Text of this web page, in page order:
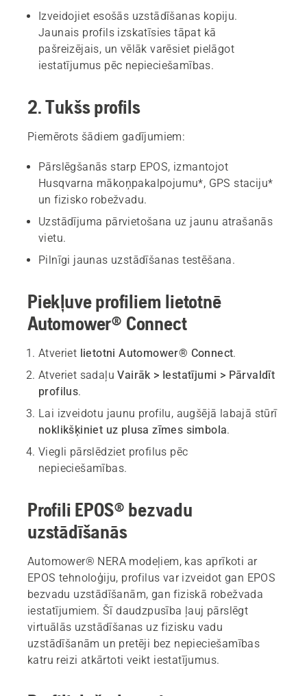
Izveidojiet esošās uzstādīšanas kopiju.
Jaunais profils izskatīsies tāpat kā
pašreizējais, un vēlāk varēsiet pielāgot
iestatījumus pēc nepieciešamības.
2. Tukšs profils
Piemērots šādiem gadījumiem:
Pārslēgšanās starp EPOS, izmantojot
Husqvarna mākoņpakalpojumu*, GPS staciju*
un fizisko robežvadu.
Uzstādījuma pārvietošana uz jaunu atrašanās
vietu.
Pilnīgi jaunas uzstādīšanas testēšana.
Piekļuve profiliem lietotnē
Automower® Connect
Atveriet lietotni Automower® Connect.
Atveriet sadaļuVairāk > Iestatījumi > Pārvaldīt
profilus.
Lai izveidotu jaunu profilu, augšējā labajā stūrī
noklikšķiniet uz plusa zīmes simbola.
Viegli pārslēdziet profilus pēc
nepieciešamības.
Profili EPOS® bezvadu
uzstādīšanās
Automower® NERA modeļiem, kas aprīkoti ar
EPOS tehnoloģiju, profilus var izveidot gan EPOS
bezvadu uzstādīšanām, gan fiziskā robežvada
iestatījumiem. Šī daudzpusība ļauj pārslēgt
virtuālās uzstādīšanas uz fizisku vadu
uzstādīšanām un pretēji bez nepieciešamības
katru reizi atkārtoti veikt iestatījumus.